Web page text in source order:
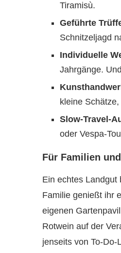
Tiramisù.
Geführte
Schnitzeljagd
Individuelle
Jahrgänge.
kleine
Slow-Travel-
oder Vespa-
Für Familien
Ein echtes Landgut
Familie genießt ihr
eigenen
Rotwein auf der
jenseits von To-